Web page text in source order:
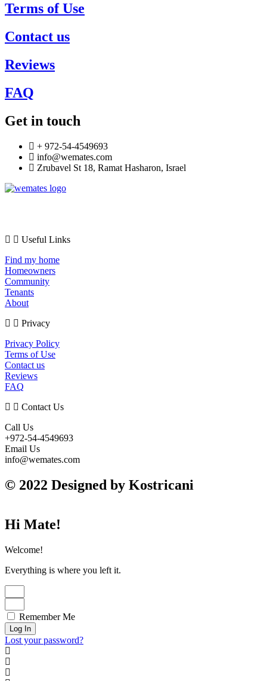
Terms of Use
Contact us
Reviews
FAQ
Get in touch
+ 972-54-4549693
info@wemates.com
Zrubavel St 18, Ramat Hasharon, Israel
Useful Links
Find my home
Homeowners
Community
Tenants
About
Privacy
Privacy Policy
Terms of Use
Contact us
Reviews
FAQ
Contact Us
Call Us
+972-54-4549693
Email Us
info@wemates.com
© 2022 Designed by Kostricani
Hi Mate!
Welcome!
Everything is where you left it.
Remember Me
Log In
Lost your password?